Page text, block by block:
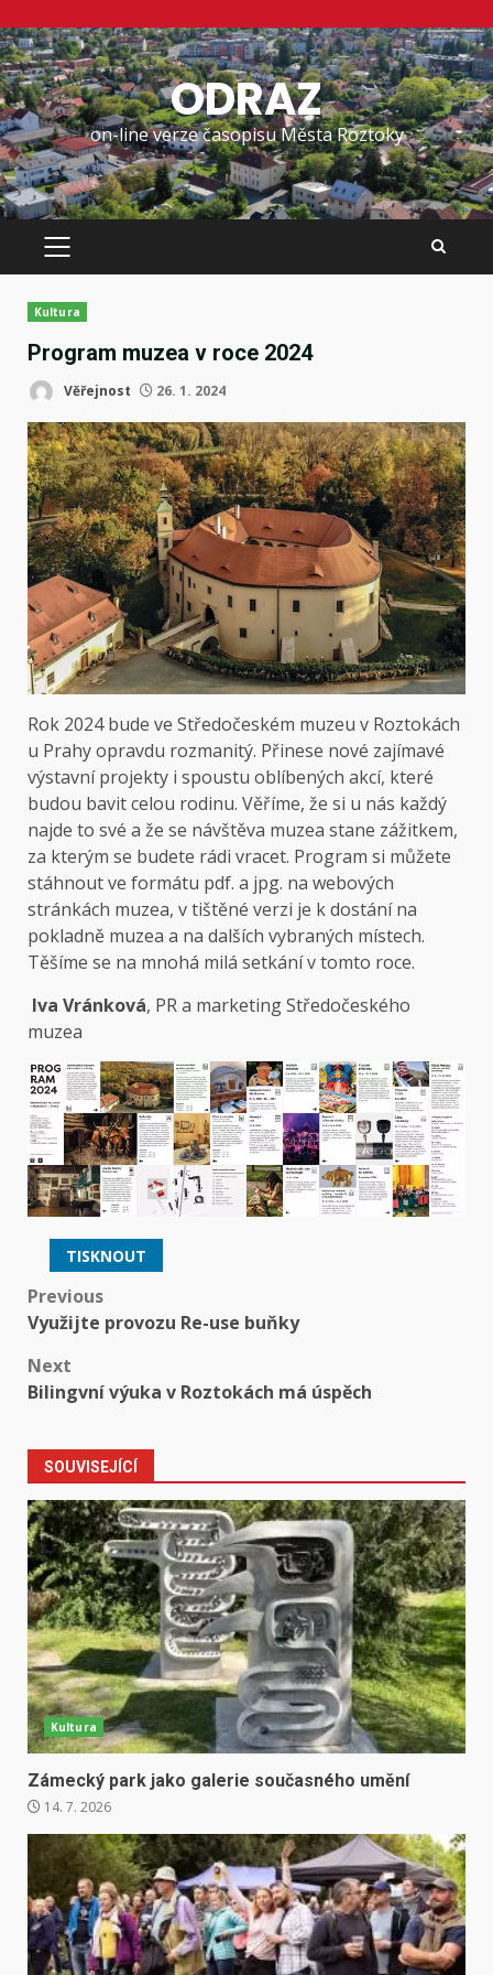
Skip
to
content
ODRAZ
on-line verze časopisu Města Roztoky
PRIMARY
Kultura
Program muzea v roce 2024
Věřejnost 26. 1. 2024
Rok 2024 bude ve Středočeském muzeu v Roztokách
u Prahy opravdu rozmanitý. Přinese nové zajímavé
výstavní projekty i spoustu oblíbených akcí, které
budou bavit celou rodinu. Věříme, že si u nás každý
najde to své a že se návštěva muzea stane zážitkem,
za kterým se budete rádi vracet. Program si můžete
stáhnout ve formátu pdf. a jpg. na webových
stránkách muzea, v tištěné verzi je k dostání na
pokladně muzea a na dalších vybraných místech.
Těšíme se na mnohá milá setkání v tomto roce.
Iva Vránková, PR a marketing Středočeského
muzea
TISKNOUT
Post
navigation
Previous
Využijte provozu Re-use buňky
Next
Bilingvní výuka v Roztokách má úspěch
SOUVISEJÍCÍ
Kultura
Zámecký park jako galerie současného umění
14. 7. 2026